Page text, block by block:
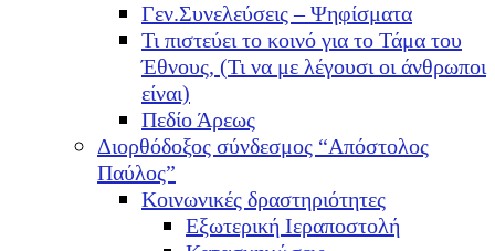
Γεν.Συνελεύσεις – Ψηφίσματα
Τι πιστεύει το κοινό για το Τάμα του
Έθνους, (Τι να με λέγουσι οι άνθρωποι
είναι)
Πεδίο Άρεως
Διορθόδοξος σύνδεσμος “Απόστολος
Παύλος”
Κοινωνικές δραστηριότητες
Εξωτερική Ιεραποστολή